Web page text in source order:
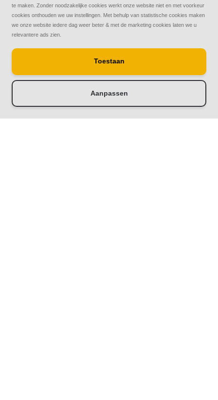
-
Rolluiken33 | Thuis in rolluiken
te maken. Zonder noodzakelijke cookies werkt onze website niet en met voorkeur
cookies onthouden we uw instellingen. Met behulp van statistische cookies maken
we onze website iedere dag weer beter & met de marketing cookies laten we u
relevantere ads zien.
Toestaan
Aanpassen